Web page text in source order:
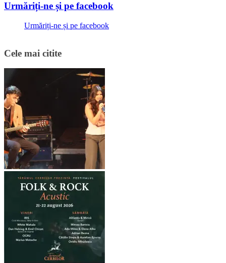
Urmăriți-ne și pe facebook
Urmăriți-ne și pe facebook
Cele mai citite